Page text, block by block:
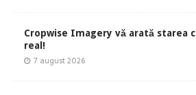
Cropwise Imagery vă arată starea
real!
7 august 2026